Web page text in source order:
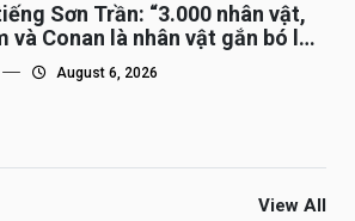
Sơn Trần: “3.000 nhân vật,
và Conan là nhân vật gắn bó lâu
August 6, 2026
View All